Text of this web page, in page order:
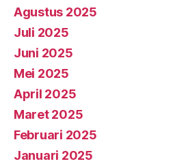
Agustus 2025
Juli 2025
Juni 2025
Mei 2025
April 2025
Maret 2025
Februari 2025
Januari 2025